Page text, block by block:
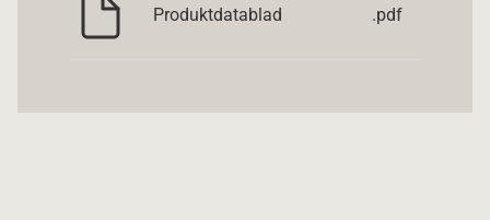
Produktdatablad .pdf